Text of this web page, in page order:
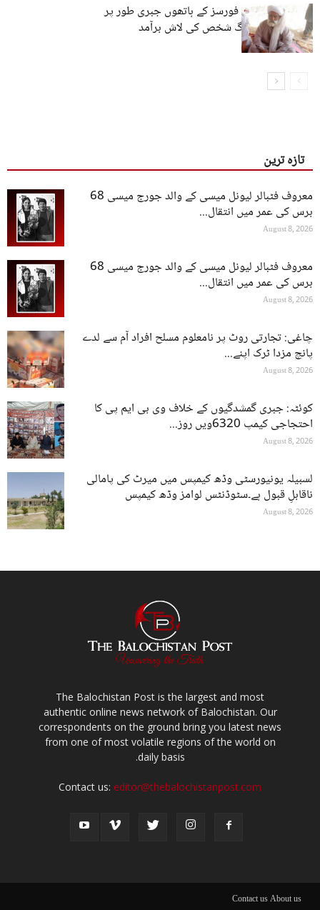
لسبیلہ: پاکستانی فورسز کے ہاتھوں جبری طور پر
لاپتا کیے گئے بزرگ شخص کی لاش برآمد
تازہ ترین
معروف فٹبالر لیونل میسی کے والد جورج میسی 68
برس کی عمر میں انتقال...
August 8, 2026
معروف فٹبالر لیونل میسی کے والد جورج میسی 68
برس کی عمر میں انتقال...
August 8, 2026
چاغی: تجارتی روٹ پر نامعلوم مسلح افراد آم سے لدے
پانچ مزدا ٹرک اپنے...
August 8, 2026
کوئٹہ: جبری گمشدگیوں کے خلاف وی بی ایم پی کا
احتجاجی کیمپ 6320ویں روز...
August 8, 2026
لسبیلہ یونیورسٹی وڈھ کیمپس میں میرٹ کی پامالی
ناقابلِ قبول ہے۔سٹوڈنٹس لوامز وڈھ کیمپس
August 8, 2026
The Balochistan Post is the largest and most
authentic online news network of Balochistan. Our
correspondents on the ground bring you latest news
from one of most volatile regions of the world on
daily basis.
Contact us: editor@thebalochistanpost.com
About us
Contact us